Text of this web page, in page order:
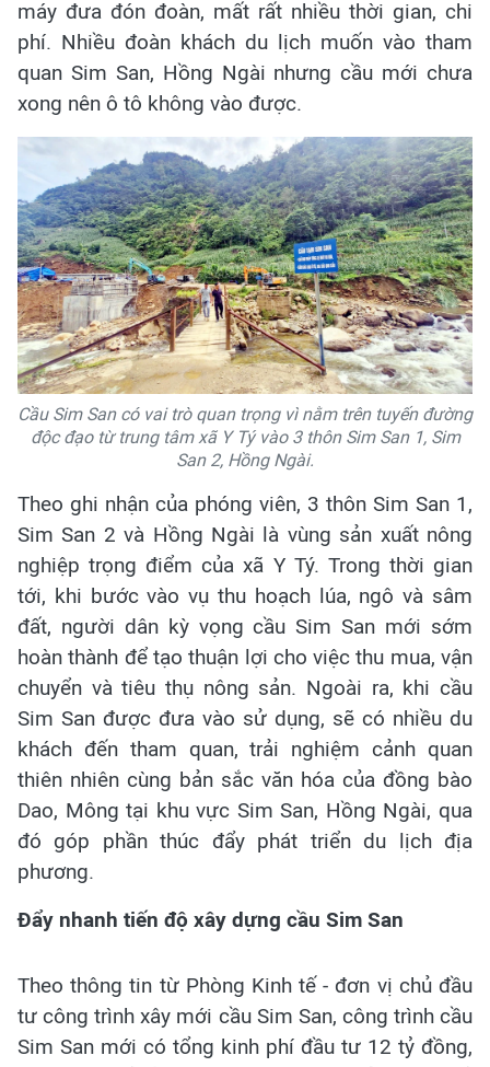
máy đưa đón đoàn, mất rất nhiều thời gian, chi
phí. Nhiều đoàn khách du lịch muốn vào tham
quan Sim San, Hồng Ngài nhưng cầu mới chưa
xong nên ô tô không vào được.
Cầu Sim San có vai trò quan trọng vì nằm trên tuyến đường
độc đạo từ trung tâm xã Y Tý vào 3 thôn Sim San 1, Sim
San 2, Hồng Ngài.
Theo ghi nhận của phóng viên, 3 thôn Sim San 1,
Sim San 2 và Hồng Ngài là vùng sản xuất nông
nghiệp trọng điểm của xã Y Tý. Trong thời gian
tới, khi bước vào vụ thu hoạch lúa, ngô và sâm
đất, người dân kỳ vọng cầu Sim San mới sớm
hoàn thành để tạo thuận lợi cho việc thu mua, vận
chuyển và tiêu thụ nông sản. Ngoài ra, khi cầu
Sim San được đưa vào sử dụng, sẽ có nhiều du
khách đến tham quan, trải nghiệm cảnh quan
thiên nhiên cùng bản sắc văn hóa của đồng bào
Dao, Mông tại khu vực Sim San, Hồng Ngài, qua
đó góp phần thúc đẩy phát triển du lịch địa
phương.
Đẩy nhanh tiến độ xây dựng cầu Sim San
Theo thông tin từ Phòng Kinh tế - đơn vị chủ đầu
tư công trình xây mới cầu Sim San, công trình cầu
Sim San mới có tổng kinh phí đầu tư 12 tỷ đồng,